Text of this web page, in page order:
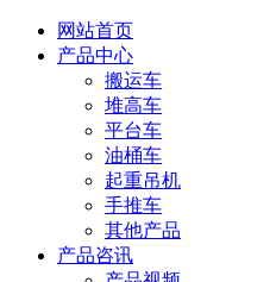
网站首页
产品中心
搬运车
堆高车
平台车
油桶车
起重吊机
手推车
其他产品
产品咨讯